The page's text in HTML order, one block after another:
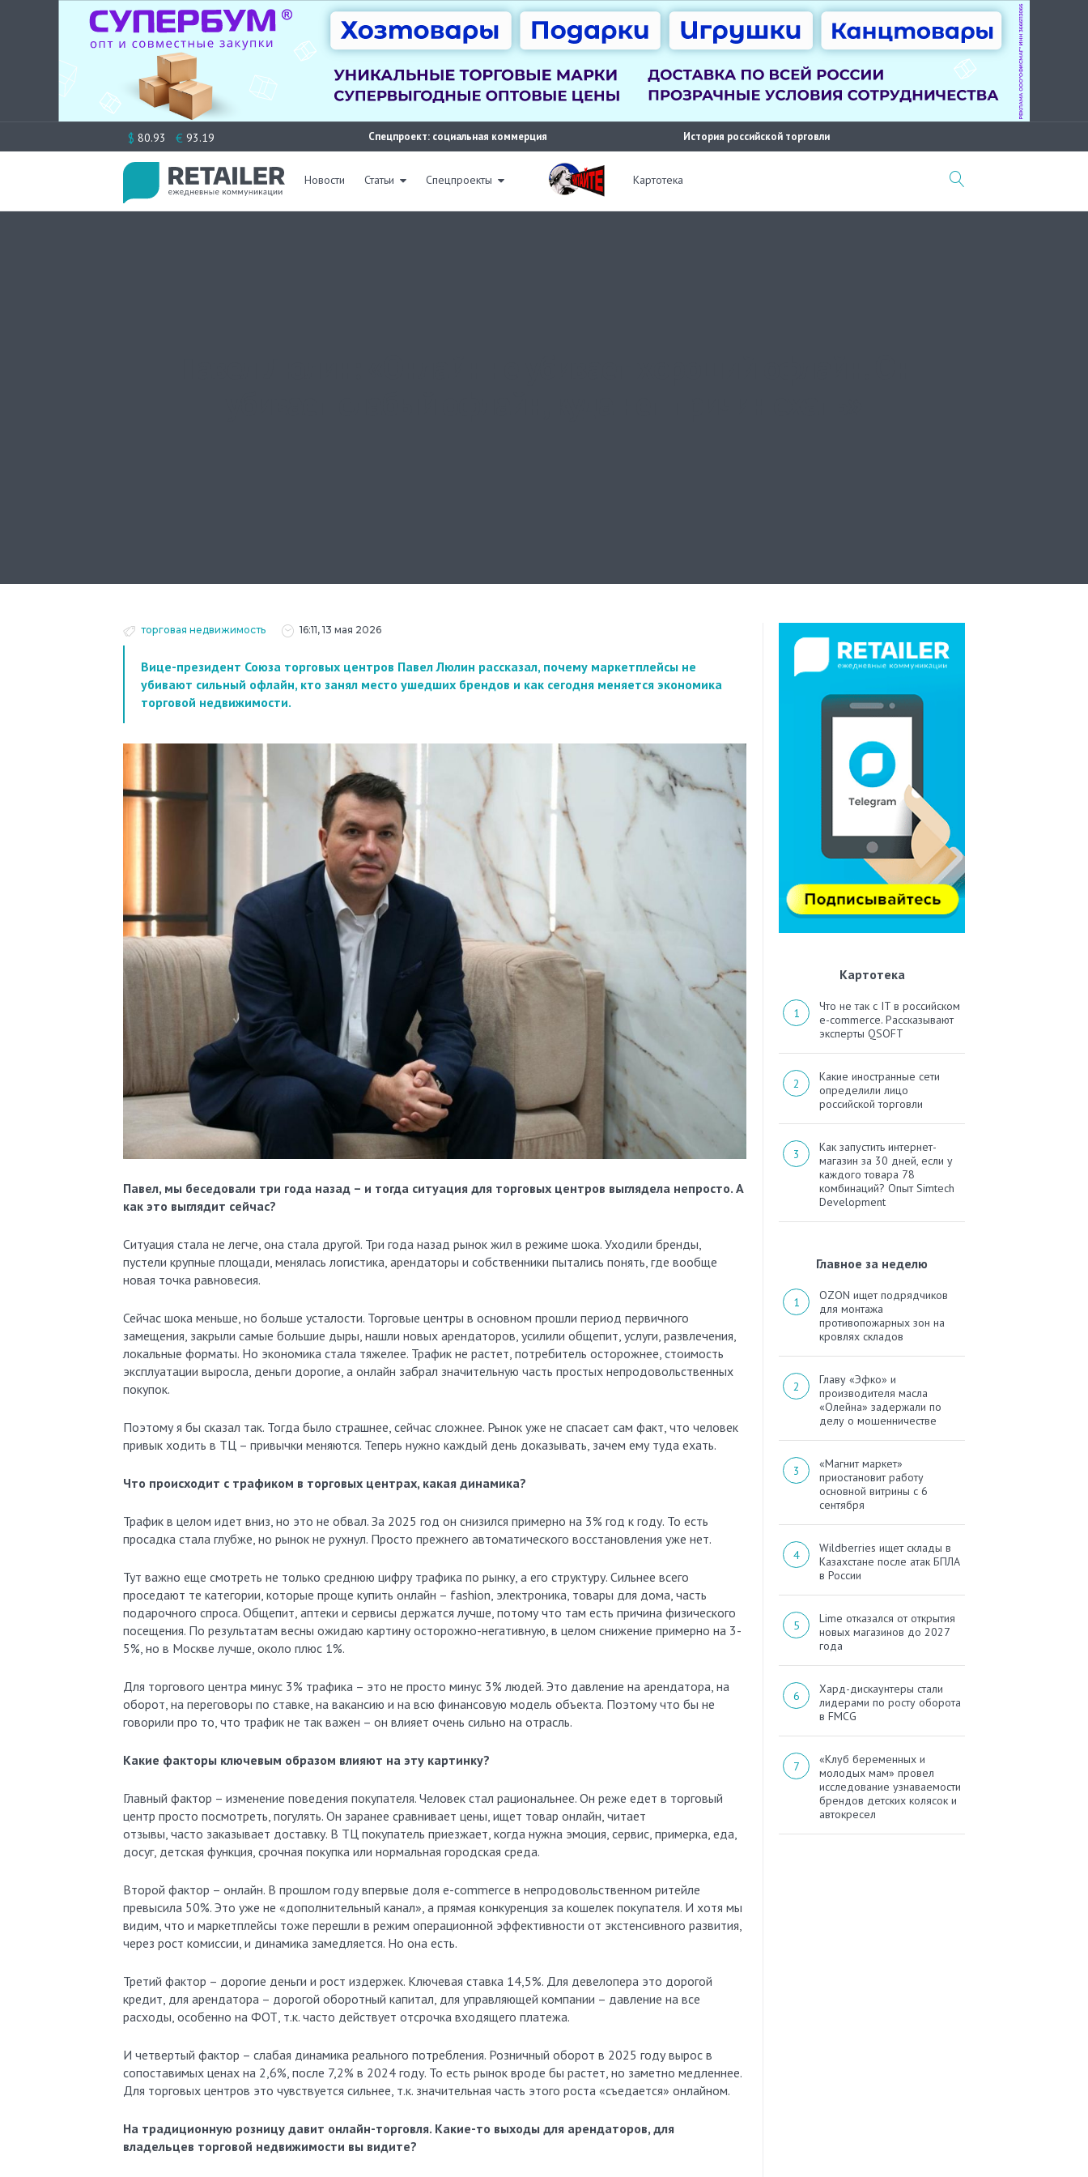
к
$ 80.93 € 93.19 Спецпроект: социальная коммерция История российской торговли
Новости Статьи Спецпроекты Картотека
16:11, 13 мая 2026
торговая недвижимость
Вице-президент Союза торговых центров Павел Люлин рассказал, почему маркетплейсы не
убивают сильный офлайн, кто занял место ушедших брендов и как сегодня меняется экономика
торговой недвижимости.
Павел, мы беседовали три года назад – и тогда ситуация для торговых центров выглядела непросто. А
как это выглядит сейчас?
Ситуация стала не легче, она стала другой. Три года назад рынок жил в режиме шока. Уходили бренды,
пустели крупные площади, менялась логистика, арендаторы и собственники пытались понять, где вообще
новая точка равновесия.
Сейчас шока меньше, но больше усталости. Торговые центры в основном прошли период первичного
замещения, закрыли самые большие дыры, нашли новых арендаторов, усилили общепит, услуги, развлечения,
локальные форматы. Но экономика стала тяжелее. Трафик не растет, потребитель осторожнее, стоимость
эксплуатации выросла, деньги дорогие, а онлайн забрал значительную часть простых непродовольственных
покупок.
Поэтому я бы сказал так. Тогда было страшнее, сейчас сложнее. Рынок уже не спасает сам факт, что человек
привык ходить в ТЦ – привычки меняются. Теперь нужно каждый день доказывать, зачем ему туда ехать.
Что происходит с трафиком в торговых центрах, какая динамика?
Трафик в целом идет вниз, но это не обвал. За 2025 год он снизился примерно на 3% год к году. То есть
просадка стала глубже, но рынок не рухнул. Просто прежнего автоматического восстановления уже нет.
Тут важно еще смотреть не только среднюю цифру трафика по рынку, а его структуру. Сильнее всего
проседают те категории, которые проще купить онлайн – fashion, электроника, товары для дома, часть
подарочного спроса. Общепит, аптеки и сервисы держатся лучше, потому что там есть причина физического
посещения. По результатам весны ожидаю картину осторожно-негативную, в целом снижение примерно на 3-
5%, но в Москве лучше, около плюс 1%.
Для торгового центра минус 3% трафика – это не просто минус 3% людей. Это давление на арендатора, на
оборот, на переговоры по ставке, на вакансию и на всю финансовую модель объекта. Поэтому что бы не
говорили про то, что трафик не так важен – он влияет очень сильно на отрасль.
Какие факторы ключевым образом влияют на эту картинку?
Главный фактор – изменение поведения покупателя. Человек стал рациональнее. Он реже едет в торговый
центр просто посмотреть, погулять. Он заранее сравнивает цены, ищет товар онлайн, читает
отзывы, часто заказывает доставку. В ТЦ покупатель приезжает, когда нужна эмоция, сервис, примерка, еда,
досуг, детская функция, срочная покупка или нормальная городская среда.
Второй фактор – онлайн. В прошлом году впервые доля e-commerce в непродовольственном ритейле
превысила 50%. Это уже не «дополнительный канал», а прямая конкуренция за кошелек покупателя. И хотя мы
видим, что и маркетплейсы тоже перешли в режим операционной эффективности от экстенсивного развития,
через рост комиссии, и динамика замедляется. Но она есть.
Третий фактор – дорогие деньги и рост издержек. Ключевая ставка 14,5%. Для девелопера это дорогой
кредит, для арендатора – дорогой оборотный капитал, для управляющей компании – давление на все
расходы, особенно на ФОТ, т.к. часто действует отсрочка входящего платежа.
И четвертый фактор – слабая динамика реального потребления. Розничный оборот в 2025 году вырос в
сопоставимых ценах на 2,6%, после 7,2% в 2024 году. То есть рынок вроде бы растет, но заметно медленнее.
Для торговых центров это чувствуется сильнее, т.к. значительная часть этого роста «съедается» онлайном.
На традиционную розницу давит онлайн-торговля. Какие-то выходы для арендаторов, для
владельцев торговой недвижимости вы видите?
Картотека
Что не так с IT в российском
e-commerce. Рассказывают
эксперты QSOFT
Какие иностранные сети
определили лицо
российской торговли
Как запустить интернет-
магазин за 30 дней, если у
каждого товара 78
комбинаций? Опыт Simtech
Development
Главное за неделю
OZON ищет подрядчиков
для монтажа
противопожарных зон на
кровлях складов
Главу «Эфко» и
производителя масла
«Олейна» задержали по
делу о мошенничестве
«Магнит маркет»
приостановит работу
основной витрины с 6
сентября
Wildberries ищет склады в
Казахстане после атак БПЛА
в России
Lime отказался от открытия
новых магазинов до 2027
года
Хард-дискаунтеры стали
лидерами по росту оборота
в FMCG
«Клуб беременных и
молодых мам» провел
исследование узнаваемости
брендов детских колясок и
автокресел